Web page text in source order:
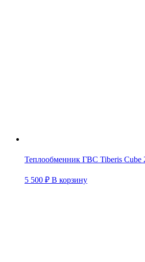
Теплообменник ГВС Tiberis Cube
5 500 ₽ В корзину